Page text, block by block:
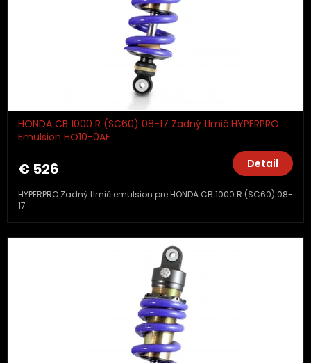
HONDA CB 1000 R (SC60) 08-17 Zadný tlmič HYPERPRO
Emulsion HO10-0AF
€ 526 Detail
HYPERPRO Zadný tlmič emulsion pre HONDA CB 1000 R (SC60) 08-
17